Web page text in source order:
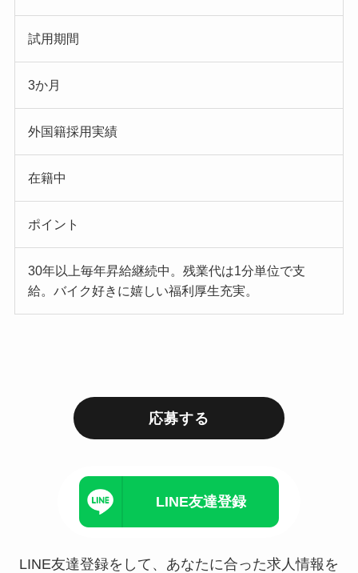
試用期間
3か月
外国籍採用実績
在籍中
ポイント
30年以上毎年昇給継続中。残業代は1分単位で支
給。バイク好きに嬉しい福利厚生充実。
応募する
LINE友達登録
LINE友達登録をして、あなたに合った求人情報を